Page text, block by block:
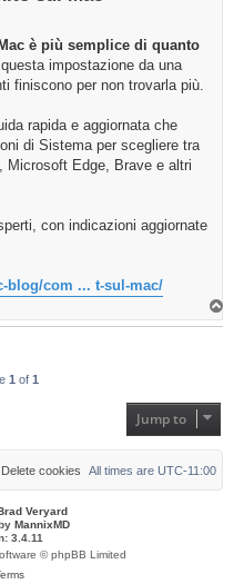
è più semplice di quanto
impostazione da una
finiscono per non trovarla più.
rapida e aggiornata che
di Sistema per scegliere tra
Microsoft Edge, Brave e altri
con indicazioni aggiornate
blog/com ... t-sul-mac/
1 of 1
Jump to
All times are UTC-11:00
Delete cookies
Veryard
MannixMD
3.4.11
© phpBB Limited